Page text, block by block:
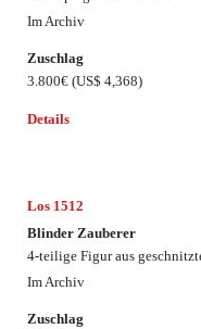
Im Archiv
Zuschlag
3.800€(US$ 4,368)
Details
Los 1512
Blinder Zauberer
4-teilige Figur aus
Im Archiv
Zuschlag